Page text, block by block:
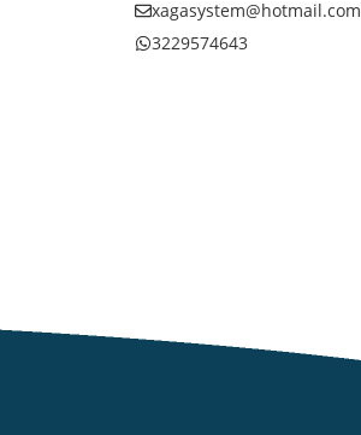
xagasystem@hotmail.com
3229574643